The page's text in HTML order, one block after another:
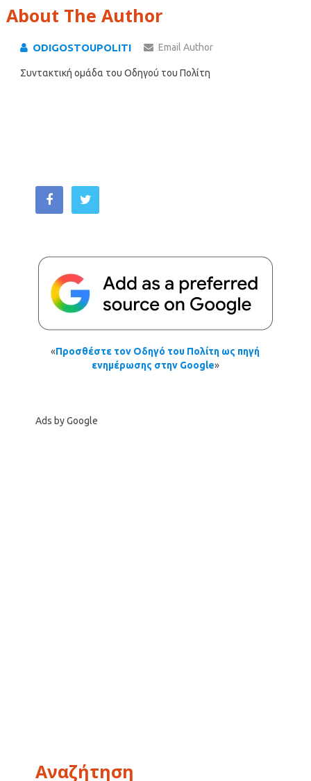
About The Author
ODIGOSTOUPOLITI Email Author
Συντακτική ομάδα του Οδηγού του Πολίτη
«Προσθέστε τον Οδηγό του Πολίτη ως πηγή
ενημέρωσης στην Google»
Ads by Google
Αναζήτηση